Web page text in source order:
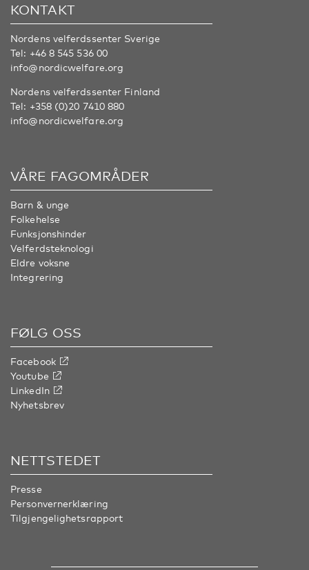
KONTAKT
Nordens velferdssenter Sverige
Tel: +46 8 545 536 00
info@nordicwelfare.org
Nordens velferdssenter Finland
Tel: +358 (0)20 7410 880
info@nordicwelfare.org
VÅRE FAGOMRÅDER
Barn & unge
Folkehelse
Funksjonshinder
Velferdsteknologi
Eldre voksne
Integrering
FØLG OSS
Facebook
Youtube
LinkedIn
Nyhetsbrev
NETTSTEDET
Presse
Personvernerklæring
Tilgjengelighetsrapport